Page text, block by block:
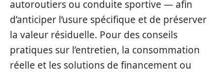
autoroutiers ou conduite sportive — afin
d’anticiper l’usure spécifique et de préserver
la valeur résiduelle. Pour des conseils
pratiques sur l’entretien, la consommation
réelle et les solutions de financement ou